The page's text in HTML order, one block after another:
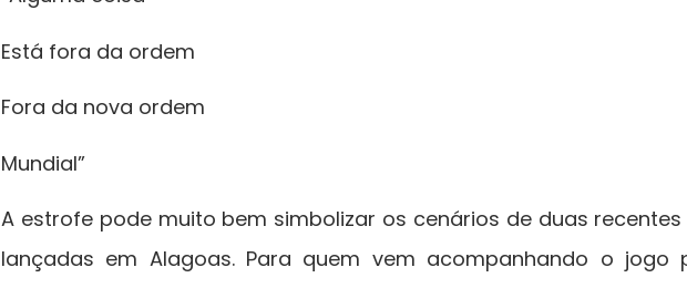
Está fora da ordem
Fora da nova ordem
Mundial”
A estrofe pode muito bem simbolizar os cenários de duas
lançadas em Alagoas. Para quem vem acompanhando o jogo